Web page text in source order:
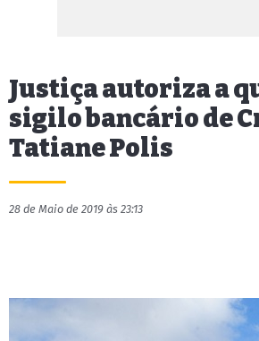
Justiça autoriza a
sigilo bancário de
Tatiane Polis
28 de Maio de 2019 às 23:13